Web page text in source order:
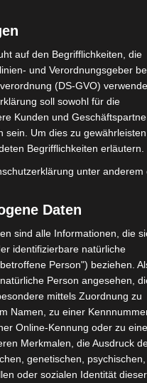
auf den Begrifflichkeiten, die
und Verordnungsgeber
(DS-GVO)
soll sowohl für die
Kunden und
sein. Um dies zu
Begrifflichkeiten erläutern.
unter anderem
Daten
sind alle Informationen, die
identifizierbare natürliche
Person") beziehen.
Person angesehen,
mittels Zuordnung zu
Namen, zu einer
Online-Kennung oder zu
Merkmalen, die Ausdruck
genetischen, psychischen,
oder sozialen Identität dieser